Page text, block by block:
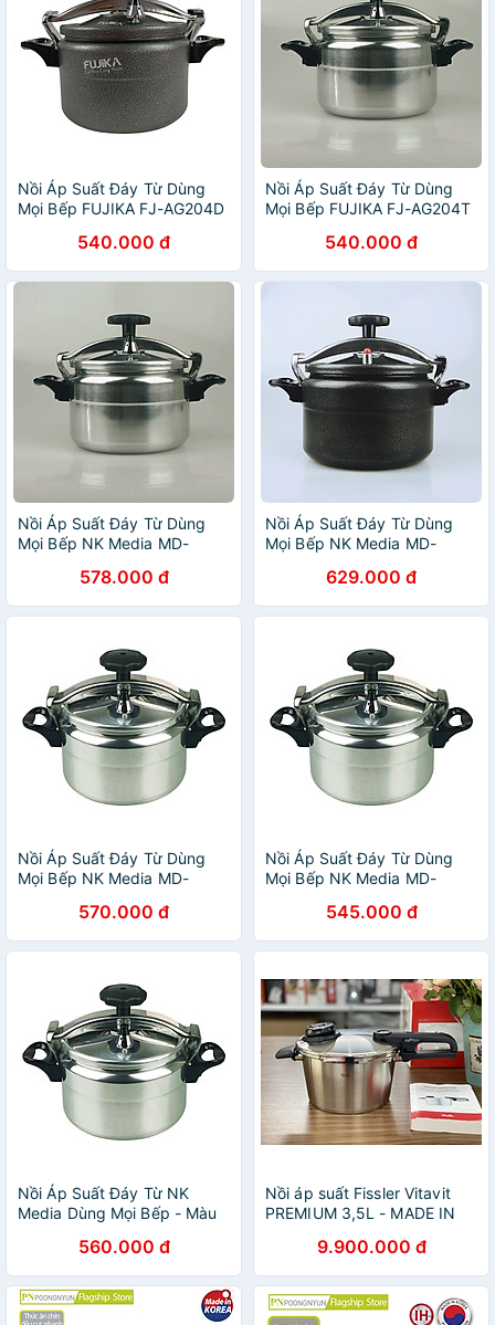
Nồi Áp Suất Đáy Từ Dùng
Mọi Bếp FUJIKA FJ-AG204D
540.000 đ
Nồi Áp Suất Đáy Từ Dùng
Mọi Bếp FUJIKA FJ-AG204T
540.000 đ
Nồi Áp Suất Đáy Từ Dùng
Mọi Bếp NK Media MD-
578.000 đ
Nồi Áp Suất Đáy Từ Dùng
Mọi Bếp NK Media MD-
629.000 đ
Nồi Áp Suất Đáy Từ Dùng
Mọi Bếp NK Media MD-
Nhiên - Hàng Chính Hãng
570.000 đ
Nồi Áp Suất Đáy Từ Dùng
Mọi Bếp NK Media MD-
Nhiên - Hàng Chính Hãng
545.000 đ
Nồi Áp Suất Đáy Từ NK
Media Dùng Mọi Bếp - Màu
560.000 đ
Nồi áp suất Fissler Vitavit
PREMIUM 3,5L - MADE IN
9.900.000 đ